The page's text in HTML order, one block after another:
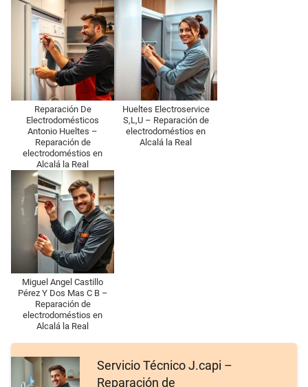
Reparación De
Electrodomésticos
Antonio Hueltes –
Reparación de
electrodoméstios en
Alcalá la Real
Hueltes Electroservice
S,L,U – Reparación de
electrodoméstios en
Alcalá la Real
Miguel Angel Castillo
Pérez Y Dos Mas C B –
Reparación de
electrodoméstios en
Alcalá la Real
Servicio Técnico J.capi –
Reparación de